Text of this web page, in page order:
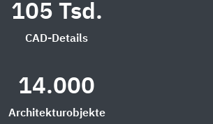
105 Tsd.
CAD-Details
14.000
Architekturobjekte